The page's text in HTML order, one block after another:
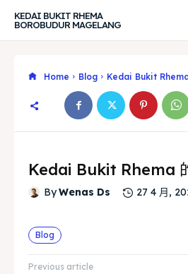
KEDAI BUKIT RHEMA
BOROBUDUR MAGELANG
Home Blog Kedai Bukit
Kedai Bukit Rhema
ByWenas Ds 27 4 月,
Blog
Previous article